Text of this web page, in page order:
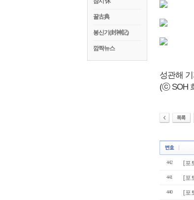
꿀古典
봉신기(封神記)
깜짝뉴스
성관해
(ⓒ SOH
442 [포
441 [포
440 [포